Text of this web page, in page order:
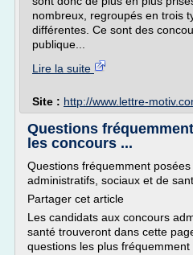
nombreux, regroupés en trois
différentes. Ce sont des
publique...
Lire la suite
Site : http://www.lettre-
Questions
les concours ...
Questions fréquemment
administratifs, sociaux et de
Partager cet article
Les candidats aux concours
santé trouveront dans cette
questions les plus